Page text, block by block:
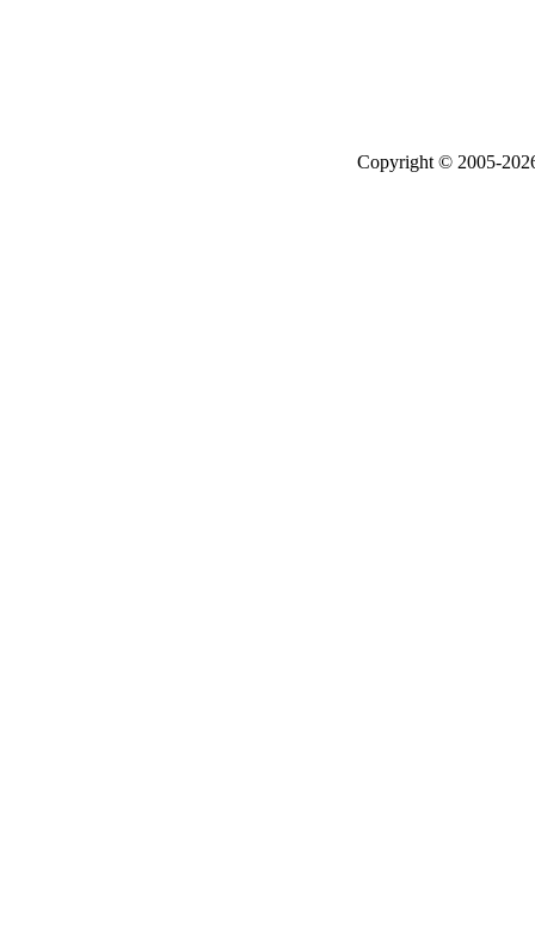
Copyright © 2005-